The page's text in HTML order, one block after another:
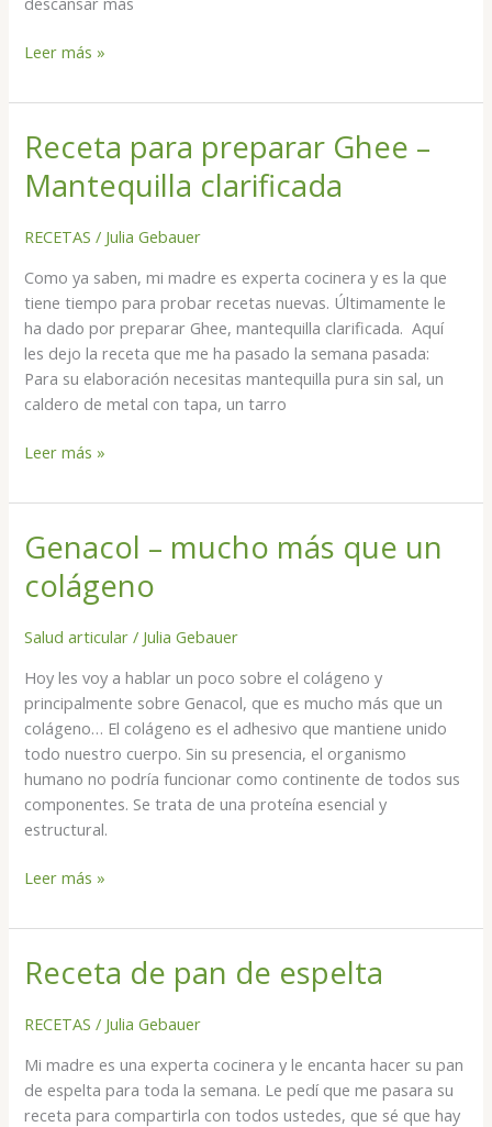
Leer más »
Receta para preparar Ghee –
Mantequilla clarificada
RECETAS / Julia Gebauer
Como ya saben, mi madre es experta cocinera y es la que
tiene tiempo para probar recetas nuevas. Últimamente le
ha dado por preparar Ghee, mantequilla clarificada. Aquí
les dejo la receta que me ha pasado la semana pasada:
Para su elaboración necesitas mantequilla pura sin sal, un
caldero de metal con tapa, un tarro
Receta
para
preparar
–
clarificada
Leer más »
Genacol – mucho más que un
colágeno
Salud articular / Julia Gebauer
Hoy les voy a hablar un poco sobre el colágeno y
principalmente sobre Genacol, que es mucho más que un
colágeno… El colágeno es el adhesivo que mantiene unido
todo nuestro cuerpo. Sin su presencia, el organismo
humano no podría funcionar como continente de todos sus
componentes. Se trata de una proteína esencial y
estructural.
Genacol
–
mucho
que
colágeno
Leer más »
Receta de pan de espelta
RECETAS / Julia Gebauer
Mi madre es una experta cocinera y le encanta hacer su pan
de espelta para toda la semana. Le pedí que me pasara su
receta para compartirla con todos ustedes, que sé que hay
Receta
de
pan
espelta